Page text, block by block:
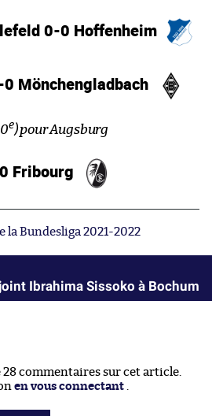
0-0 Hoffenheim
Mönchengladbach
e) pour Augsburg
Fribourg
la Bundesliga 2021-2022
Ibrahima Sissoko à Bochum
commentaires sur cet article.
en vous connectant